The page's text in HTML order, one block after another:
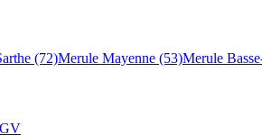
(72)Merule Mayenne (53)Merule